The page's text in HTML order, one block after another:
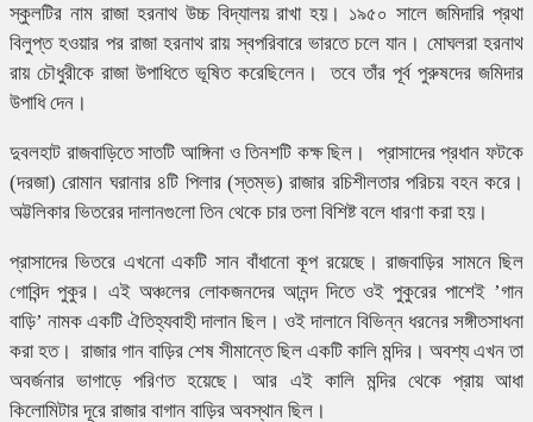
স্কুলটির নাম রাজা হরনাথ উচ্চ বিদ্যালয় রাখা হয়। ১৯৫০ সালে জমিদারি প্রথা
বিলুপ্ত হওয়ার পর রাজা হরনাথ রায় স্বপরিবারে ভারতে চলে যান। মোঘলরা হরনাথ
রায় চৌধুরীকে রাজা উপাধিতে ভূষিত করেছিলেন। তবে তাঁর পূর্ব পুরুষদের জমিদার
উপাধি দেন।
দুবলহাট রাজবাড়িতে সাতটি আঙ্গিনা ও তিনশটি কক্ষ ছিল। প্রাসাদের প্রধান ফটকে
(দরজা) রোমান ঘরানার ৪টি পিলার (স্তম্ভ) রাজার রচিশীলতার পরিচয় বহন করে।
অট্টলিকার ভিতরের দালানগুলো তিন থেকে চার তলা বিশিষ্ট বলে ধারণা করা হয়।
প্রাসাদের ভিতরে এখনো একটি সান বাঁধানো কূপ রয়েছে। রাজবাড়ির সামনে ছিল
গোবিন্দ পুকুর। এই অঞ্চলের লোকজনদের আনন্দ দিতে ওই পুকুরের পাশেই ’গান
বাড়ি’ নামক একটি ঐতিহ্যবাহী দালান ছিল। ওই দালানে বিভিন্ন ধরনের সঙ্গীতসাধনা
করা হত। রাজার গান বাড়ির শেষ সীমান্তে ছিল একটি কালি মন্দির। অবশ্য এখন তা
অবর্জনার ভাগাড়ে পরিণত হয়েছে। আর এই কালি মন্দির থেকে প্রায় আধা
কিলোমিটার দূরে রাজার বাগান বাড়ির অবস্থান ছিল।